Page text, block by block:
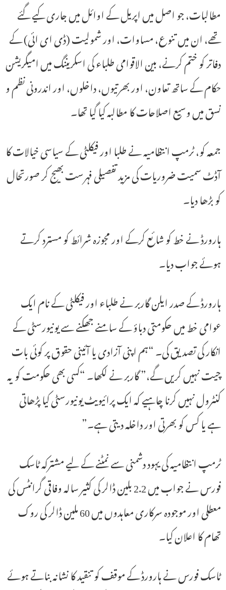
مطالبات، جو اصل میں اپریل کے اوائل میں جاری کیے گئے
تھے، ان میں تنوع، مساوات، اور شمولیت (ڈی ای ائی) کے
دفاتر کو ختم کرنے، بین الاقوامی طلباء کی اسکریننگ میں امیگریشن
حکام کے ساتھ تعاون، اور بھرتیوں، داخلوں، اور اندرونی نظم و
نسق میں وسیع اصلاحات کا مطالبہ کیا گیا تھا۔
جمعہ کو، ٹرمپ انتظامیہ نے طلبا اور فیکلٹی کے سیاسی خیالات کا
آڈٹ سمیت ضروریات کی مزید تفصیلی فہرست بھیج کر صورتحال
کو بڑھا دیا۔
ہارورڈ نے خط کو شائع کرکے اور مجوزہ شرائط کو مسترد کرتے
ہوئے جواب دیا۔
ہارورڈ کے صدر ایلن گاربر نے طلباء اور فیکلٹی کے نام ایک
عوامی خط میں حکومتی دباؤ کے سامنے جھکنے سے یونیورسٹی کے
انکار کی تصدیق کی۔ “ہم اپنی آزادی یا آئینی حقوق پر کوئی بات
چیت نہیں کریں گے،” گاربر نے لکھا۔ “کسی بھی حکومت کو یہ
کنٹرول نہیں کرنا چاہیے کہ ایک پرائیویٹ یونیورسٹی کیا پڑھاتی
ہے یا کس کو بھرتی اور داخلہ دیتی ہے۔”
ٹرمپ انتظامیہ کی یہود دشمنی سے نمٹنے کے لیے مشترکہ ٹاسک
فورس نے جواب میں 2.2 بلین ڈالر کی کثیر سالہ وفاقی گرانٹس کی
معطلی اور موجودہ سرکاری معاہدوں میں 60 ملین ڈالر کی روک
تھام کا اعلان کیا۔
ٹاسک فورس نے ہارورڈ کے موقف کو تنقید کا نشانہ بناتے ہوئے